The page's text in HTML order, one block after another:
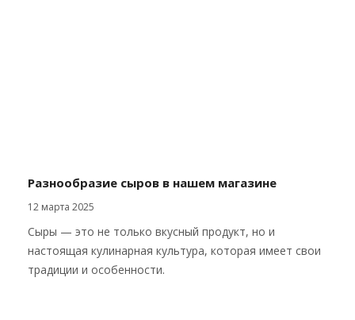
Разнообразие сыров в нашем магазине
12 марта 2025
Сыры — это не только вкусный продукт, но и
настоящая кулинарная культура, которая имеет свои
традиции и особенности.